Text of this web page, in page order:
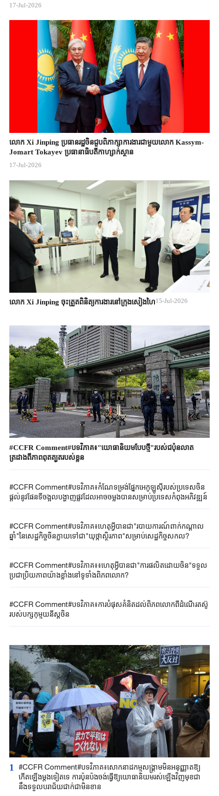
17-Jul-2026
លោក Xi Jinping ប្រធានរដ្ឋចិន​ជួបពិភាក្សា​ការងារជាមួយ​លោក Kassym-
Jomart ​Tokayev ​ប្រធានាធិបតី​កាហ្សាក់ស្ថាន​
17-Jul-2026
លោក Xi Jinping ចុះត្រួតពិនិត្យការងារនៅក្រុងសៀងហៃ15-Jul-2026
#CCFR Comment#បទវិភាគ៖"យោធានិយមបែបថ្មី"របស់ជប៉ុនលាត
ត្រដាងពីភាពពុតត្បុតរបស់ខ្លួន
#CCFR Comment#បទវិភាគ៖កំណែទម្រង់ផ្នែកអេកូឡូស៊ីរបស់ប្រទេសចិន
ផ្តល់នូវផែនទីចង្អុលបង្ហាញផ្លូវដែលអាចចម្លងបានសម្រាប់ប្រទេសកំពុងអភិវឌ្ឍន៍
#CCFR Comment#បទវិភាគ៖ហេតុអ្វីបានជា"របាយការណ៍ពាក់កណ្តាល
ឆ្នាំ"នៃសេដ្ឋកិច្ចចិនក្លាយទៅជា"យុថ្កាស្ថិរភាព"សម្រាប់សេដ្ឋកិច្ចសកល?
#CCFR Comment#បទវិភាគ៖៖ហេតុអ្វីបានជា"ការផលិតដោយចិន"ទទួល
ប្រជាប្រិយភាពយ៉ាងខ្លាំងនៅទូទាំងពិភពលោក?
#CCFR Comment#បទវិភាគ៖ការបំផុសគំនិតដល់ពិភពលោកពីដំណើរតស៊ូ
របស់បក្សកុម្មុយនីស្តចិន
1 #CCFR ​Comment#បទវិភាគ​៖សោកនាដកម្ម​សង្គ្រាម​មិនអនុញ្ញាត​ឱ្យ
កើតឡើង​ម្តងទៀត​ទេ​ ការប៉ុនប៉ង​ចង់ធ្វើឱ្យ​​យោធានិយម​រស់ឡើងវិញ​មុខជា
នឹង​ទទួល​បរាជ័យជាក់​ជា​មិន​ខា​ន​